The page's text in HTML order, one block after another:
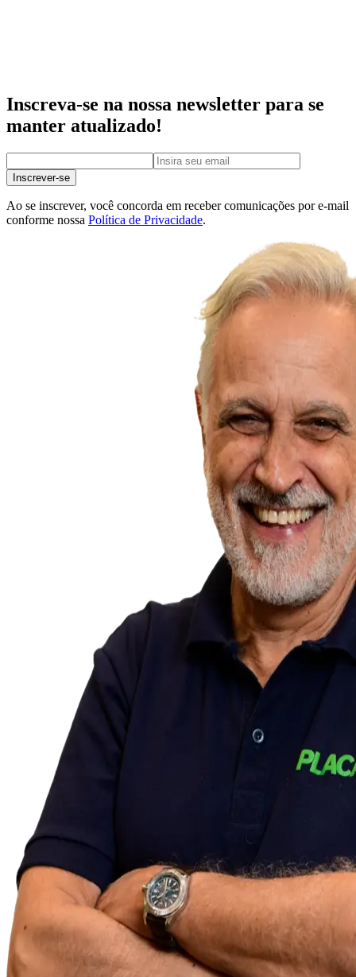
Inscreva-se na nossa newsletter para se
manter atualizado!
Inscrever-se
Ao se inscrever, você concorda em receber comunicações por e-mail
conforme nossa Política de Privacidade.